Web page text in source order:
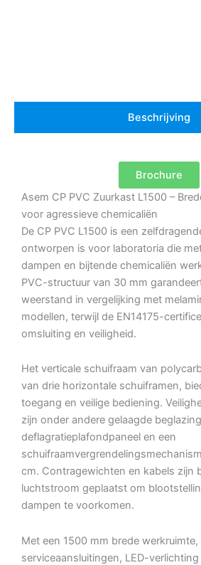
Beschrijving
Brochure
Asem CP PVC Zuurkast L1500 –
voor agressieve chemicaliën
De CP PVC L1500 is een
ontworpen is voor laboratoria die
dampen en bijtende chemicaliën
PVC-structuur van 30 mm
weerstand in vergelijking met
modellen, terwijl de EN14175-
omsluiting en veiligheid.
Het verticale schuifraam van
van drie horizontale schuiframen,
toegang en veilige bediening.
zijn onder andere gelaagde
deflagratieplafondpaneel en een
cm. Contragewichten en kabels zijn
luchtstroom geplaatst om
dampen te voorkomen.
Met een 1500 mm brede
serviceaansluitingen, LED-